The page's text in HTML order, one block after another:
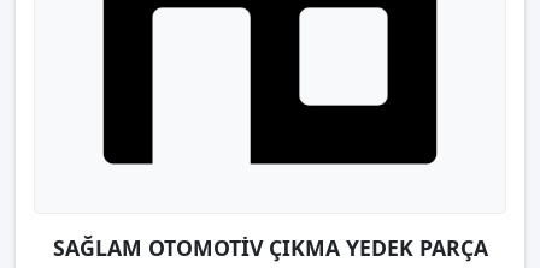
SAĞLAM OTOMOTİV ÇIKMA YEDEK PARÇA